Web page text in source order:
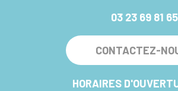
03 23 69 81 65
CONTACTEZ-
HORAIRES